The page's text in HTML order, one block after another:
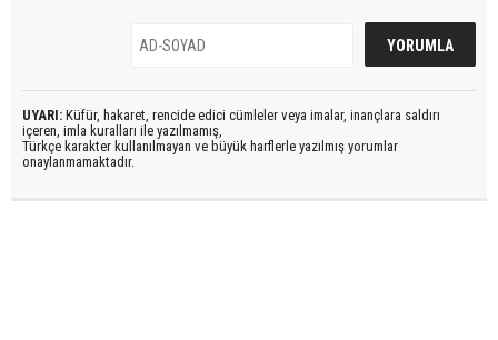
UYARI: Küfür, hakaret, rencide edici cümleler veya imalar, inançlara saldırı
içeren, imla kuralları ile yazılmamış,
Türkçe karakter kullanılmayan ve büyük harflerle yazılmış yorumlar
onaylanmamaktadır.